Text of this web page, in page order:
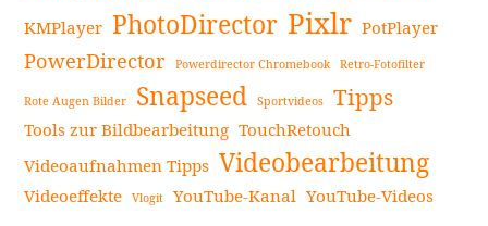
KMPlayer PhotoDirector Pixlr PotPlayer
PowerDirector Powerdirector Chromebook Retro-Fotofilter
Rote Augen Bilder Snapseed Sportvideos Tipps
Tools zur Bildbearbeitung TouchRetouch
Videoaufnahmen Tipps Videobearbeitung
Videoeffekte Vlogit YouTube-Kanal YouTube-Videos